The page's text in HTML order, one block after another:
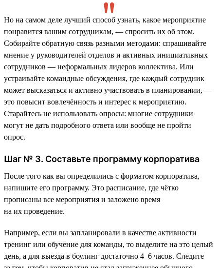
Но на самом деле лучший способ узнать, какое мероприятие
понравится вашим сотрудникам, — спросить их об этом.
Собирайте обратную связь разными методами: спрашивайте
мнение у руководителей отделов и активных инициативных
сотрудников — неформальных лидеров коллектива. Или
устраивайте командные обсуждения, где каждый сотрудник
может высказаться и активно участвовать в планировании, —
это повысит вовлечённость и интерес к мероприятию.
Старайтесь не использовать опросы: многие сотрудники
могут не дать подробного ответа или вообще не пройти
опрос.
Шаг № 3. Составьте программу корпоратива
После того как вы определились с форматом корпоратива,
напишите его программу. Это расписание, где чётко
прописаны все мероприятия и заложено время
на их проведение.
Например, если вы запланировали в качестве активности
тренинг или обучение для команды, то выделите на это целый
день, а для выезда в боулинг достаточно 4–6 часов. Следите